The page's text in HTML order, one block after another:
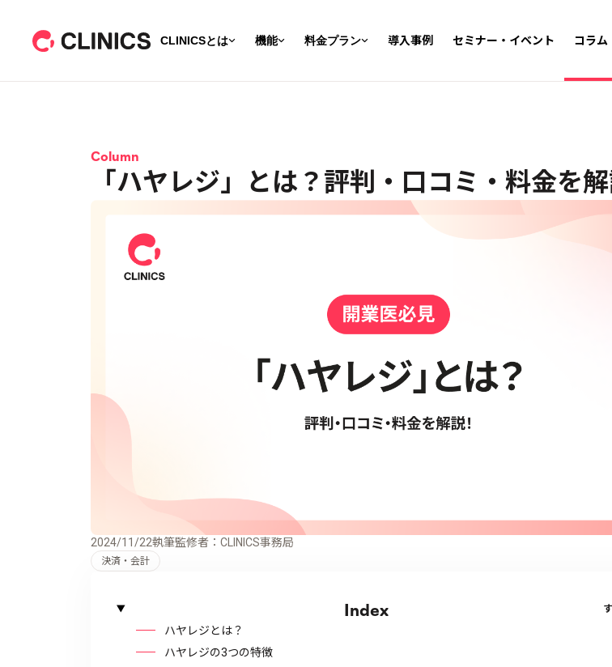
CLINICSとは 機能 料金プラン 導入事例 セミナー・イベント コラム
Column
「ハヤレジ」とは？評判・口コミ・料金を解
2024/11/22執筆監修者：CLINICS事務局
決済・会計
Index
ハヤレジとは？
ハヤレジの3つの特徴